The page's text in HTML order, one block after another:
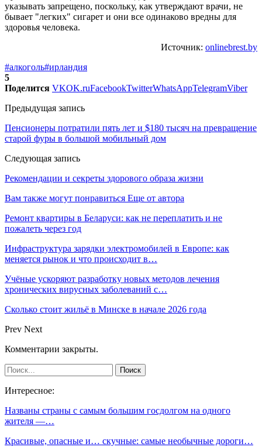
указывать запрещено, поскольку, как утверждают врачи, не
бывает "легких" сигарет и они все одинаково вредны для
здоровья человека.
Источник: onlinebrest.by
#алкоголь#ирландия
5
Поделится VKOK.ruFacebookTwitterWhatsAppTelegramViber
Предыдущая запись
Пенсионеры потратили пять лет и $180 тысяч на превращение
старой фуры в большой мобильный дом
Следующая запись
Рекомендации и секреты здорового образа жизни
Вам также могут понравиться Еще от автора
Ремонт квартиры в Беларуси: как не переплатить и не
пожалеть через год
Инфраструктура зарядки электромобилей в Европе: как
меняется рынок и что происходит в…
Учёные ускоряют разработку новых методов лечения
хронических вирусных заболеваний с…
Сколько стоит жильё в Минске в начале 2026 года
Prev Next
Комментарии закрыты.
Интересное:
Названы страны с самым большим госдолгом на одного
жителя —…
Красивые, опасные и… скучные: самые необычные дороги…